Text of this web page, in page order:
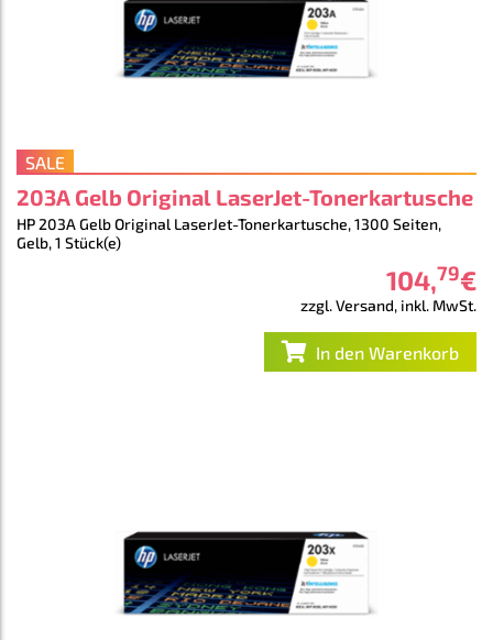
SALE
203A Gelb Original LaserJet-Tonerkartusche
HP 203A Gelb Original LaserJet-Tonerkartusche, 1300 Seiten,
Gelb, 1 Stück(e)
104,79€
zzgl. Versand, inkl. MwSt.
In den Warenkorb